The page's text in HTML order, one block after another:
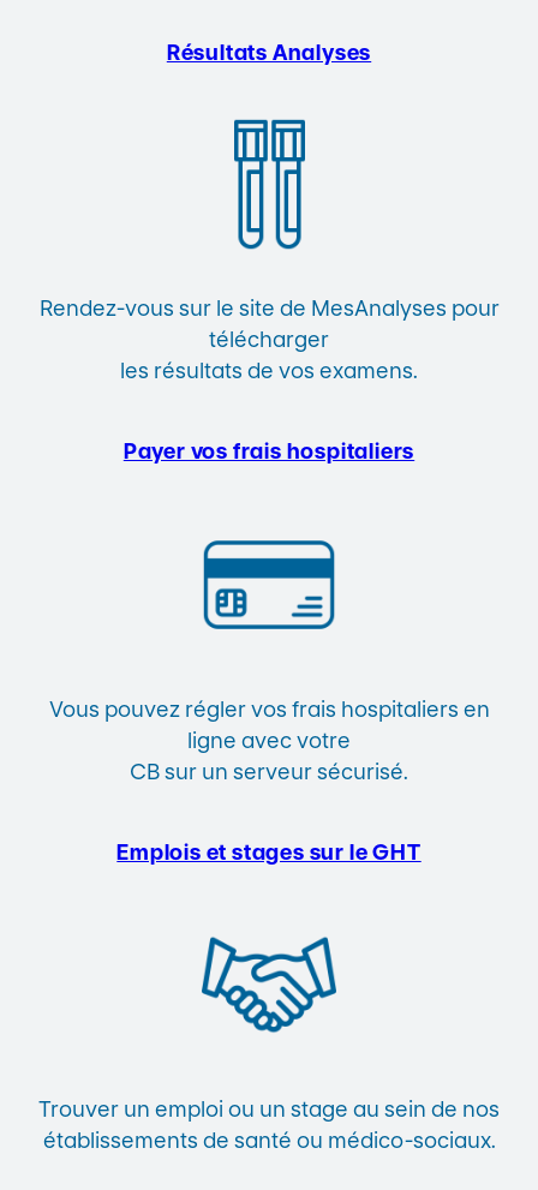
Résultats Analyses
Rendez-vous sur le site de MesAnalyses pour
télécharger
les résultats de vos examens.
Payer vos frais hospitaliers
Vous pouvez régler vos frais hospitaliers en
ligne avec votre
CB sur un serveur sécurisé.
Emplois et stages sur le GHT
Trouver un emploi ou un stage au sein de nos
établissements de santé ou médico-sociaux.